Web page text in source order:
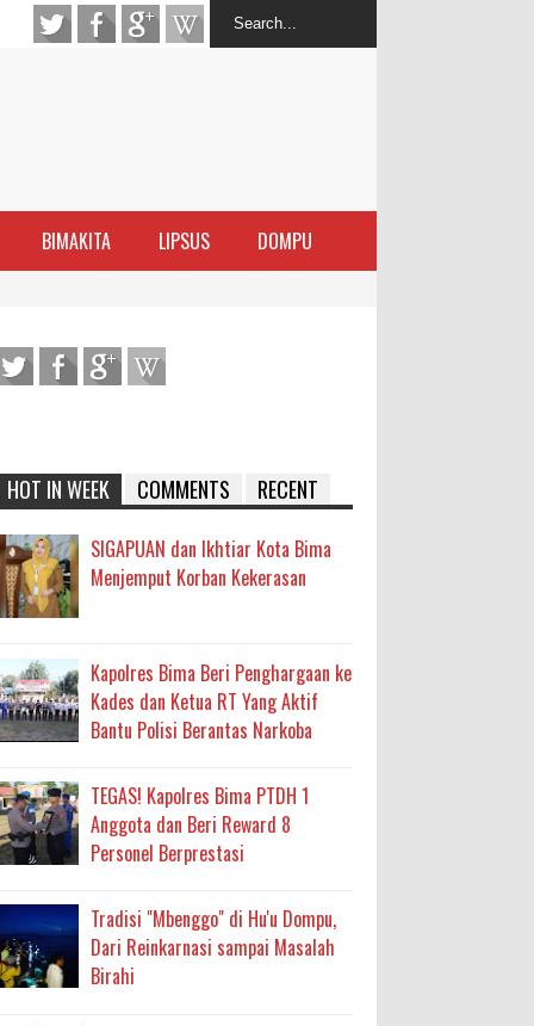
BIMAKITA LIPSUS DOMPU
Sanggar
Layanan Berjalan Bertahap
Bantuan BSPS
2027 ke BPJN NTB
Pelaksanaan APBD Kota Bima
Kepercayaan Rakyat Landasan Utama
Air Bersih
Siap Edar
Narkoba
HOT IN WEEK COMMENTS RECENT
SIGAPUAN dan Ikhtiar Kota Bima
Menjemput Korban Kekerasan
Kapolres Bima Beri Penghargaan ke
Kades dan Ketua RT Yang Aktif
Bantu Polisi Berantas Narkoba
TEGAS! Kapolres Bima PTDH 1
Anggota dan Beri Reward 8
Personel Berprestasi
Tradisi "Mbenggo" di Hu'u Dompu,
Dari Reinkarnasi sampai Masalah
Birahi